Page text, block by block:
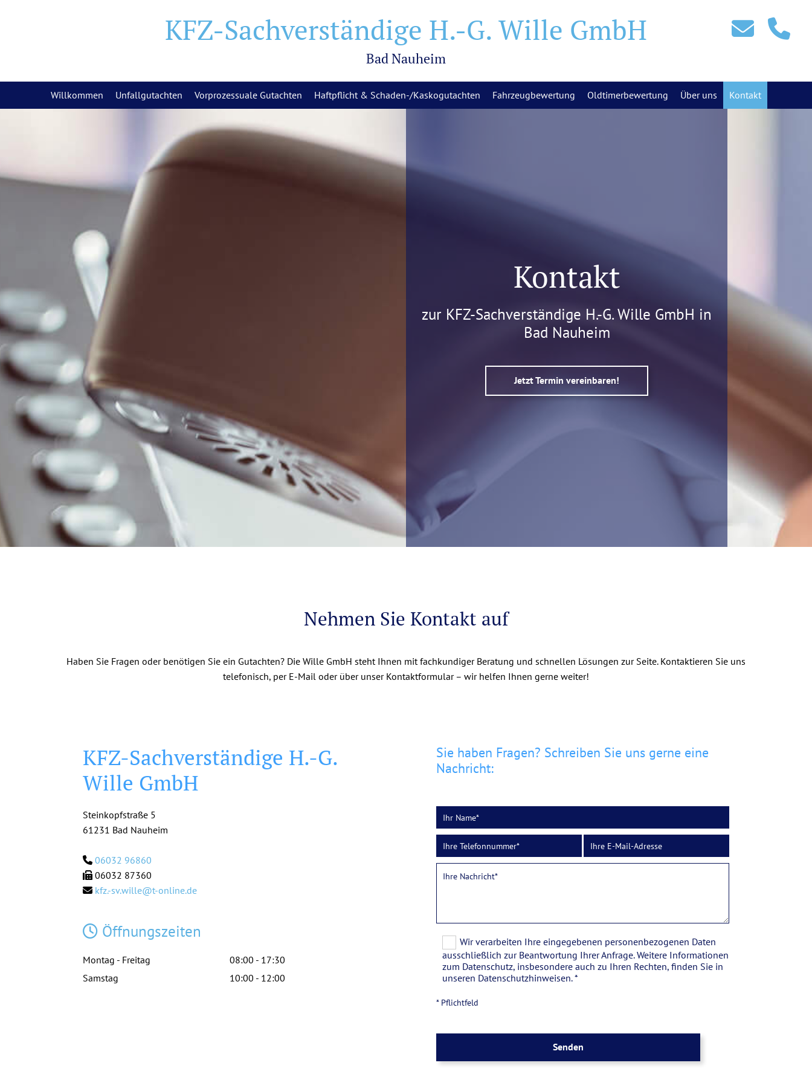
KFZ-Sachverständige H.-G. Wille GmbH
Bad Nauheim
Willkommen Unfallgutachten Vorprozessuale Gutachten Haftpflicht & Schaden-/Kaskogutachten Fahrzeugbewertung Oldtimerbewertung Über uns Kontakt
Kontakt
zur KFZ-Sachverständige H.-G. Wille GmbH in
Bad Nauheim
Jetzt Termin vereinbaren!
Nehmen Sie Kontakt auf
Haben Sie Fragen oder benötigen Sie ein Gutachten? Die Wille GmbH steht Ihnen mit fachkundiger Beratung und schnellen Lösungen zur Seite. Kontaktieren Sie uns
telefonisch, per E-Mail oder über unser Kontaktformular – wir helfen Ihnen gerne weiter!
KFZ-Sachverständige H.-G.
Wille GmbH
Steinkopfstraße 5
61231 Bad Nauheim
 06032 96860
 06032 87360
 kfz.-sv.wille@t-online.de
 Öffnungszeiten
Montag - Freitag
08:00 - 17:30
Samstag
10:00 - 12:00
Sie haben Fragen? Schreiben Sie uns gerne eine
Nachricht:
Wir verarbeiten Ihre eingegebenen personenbezogenen Daten
ausschließlich zur Beantwortung Ihrer Anfrage. Weitere Informationen
zum Datenschutz, insbesondere auch zu Ihren Rechten, finden Sie in
unseren Datenschutzhinweisen. *
* Pflichtfeld